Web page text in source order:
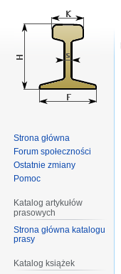
Strona główna
Forum społeczności
Ostatnie zmiany
Pomoc
Katalog artykułów
prasowych
Strona główna katalogu
prasy
Katalog książek